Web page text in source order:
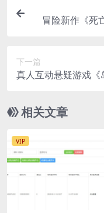
冒险新作《死
下一篇
真人互动悬疑游戏《
相关文章
VIP